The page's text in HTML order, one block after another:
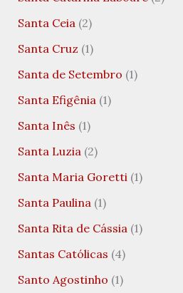
Santa Ceia(2)
Santa Cruz (1)
Santa de Setembro (1)
Santa Efigênia(1)
Santa Inês (1)
Santa Luzia(2)
Santa Maria Goretti(1)
Santa Paulina(1)
Santa Rita de Cássia(1)
Santas Católicas (4)
Santo Agostinho (1)